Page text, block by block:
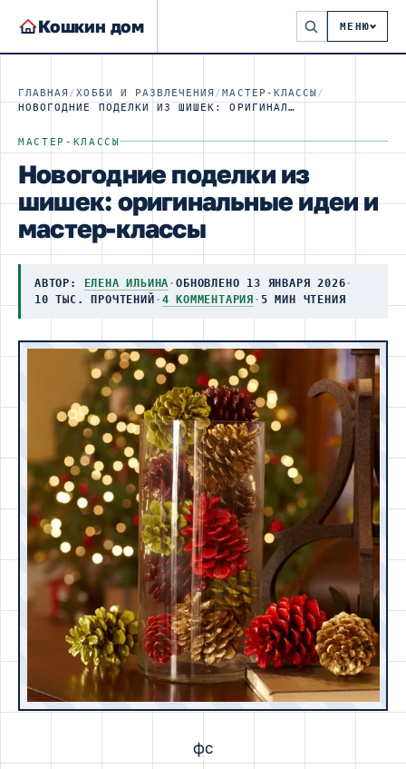
Кошкин дом МЕНЮ
ГЛАВНАЯ /ХОББИ И РАЗВЛЕЧЕНИЯ /МАСТЕР-КЛАССЫ /
НОВОГОДНИЕ ПОДЕЛКИ ИЗ ШИШЕК: ОРИГИНАЛЬНЫЕ ИДЕИ И МАСТЕР-КЛАССЫ
МАСТЕР-КЛАССЫ
Новогодние поделки из
шишек: оригинальные идеи и
мастер-классы
АВТОР: ЕЛЕНА ИЛЬИНА ·ОБНОВЛЕНО 13 ЯНВАРЯ 2026·
10 ТЫС. ПРОЧТЕНИЙ · 4 КОММЕНТАРИЯ · 5 МИН ЧТЕНИЯ
фс